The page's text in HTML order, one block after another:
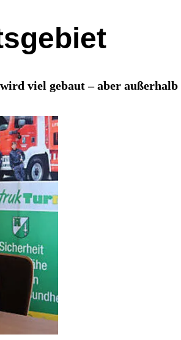
viel gebaut – aber außerhalb